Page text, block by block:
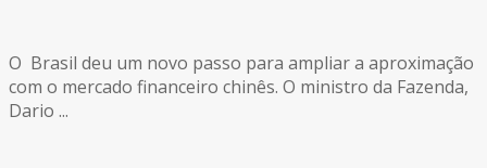
O Brasil deu um novo passo para ampliar a aproximação
com o mercado financeiro chinês. O ministro da Fazenda,
Dario ...